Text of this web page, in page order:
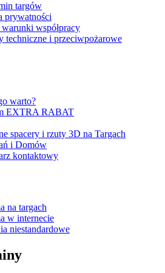
targów
prywatności
współpracy
techniczne i przeciwpożarowe
warto?
EXTRA RABAT
spacery i rzuty 3D na Targach
i Domów
kontaktowy
na targach
w internecie
niestandardowe